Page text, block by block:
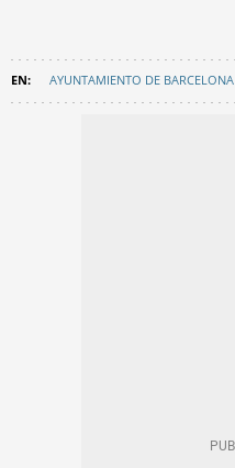
AYUNTAMIENTO DE BARCELONA